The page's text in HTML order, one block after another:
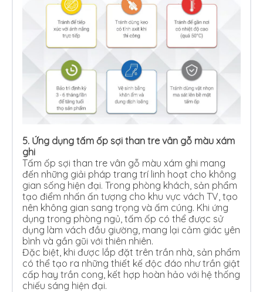
5. Ứng dụng tấm ốp sợi than tre vân gỗ màu xám
ghi
Tấm ốp sợi than tre vân gỗ màu xám ghi mang
đến những giải pháp trang trí linh hoạt cho không
gian sống hiện đại. Trong phòng khách, sản phẩm
tạo điểm nhấn ấn tượng cho khu vực vách TV, tạo
nên không gian sang trọng và ấm cúng. Khi ứng
dụng trong phòng ngủ, tấm ốp có thể được sử
dụng làm vách đầu giường, mang lại cảm giác yên
bình và gần gũi với thiên nhiên.
Đặc biệt, khi được lắp đặt trên trần nhà, sản phẩm
có thể tạo ra những thiết kế độc đáo như trần giật
cấp hay trần cong, kết hợp hoàn hảo với hệ thống
chiếu sáng hiện đại.